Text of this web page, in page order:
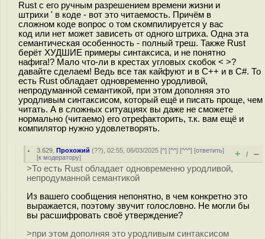
Rust с его ручным разрешением времени жизни и
штрихи ' в коде - вот это читаемость. Причём в
сложном коде вопрос о том скомпилируется у вас
код или нет может зависеть от одного штриха. Одна эта
семантическая особенность - полный треш. Также Rust
берёт ХУДШИЕ примеры синтаксиса, и не понятно
нафига!? Мало что-ли в крестах угловых скобок < >?
давайте сделаем! Ведь все так кайфуют и в C++ и в C#. То
есть Rust обладает одновременно уродливой,
непродуманной семантикой, при этом дополняя это
уродливым синтаксисом, который ещё и писать проще, чем
читать. А в сложных ситуациях вы даже не сможете
нормально (читаемо) его отрефакторить, т.к. вам ещё и
компилятор нужно удовлетворять.
3.629 ,Прохожий (??), 02:55, 06/03/2025 [^] [^^] [^^^] [ответить]
[к модератору] + / –
>То есть Rust обладает одновременно уродливой,
непродуманной семантикой
Из вашего сообщения непонятно, в чем конкретно это
выражается, поэтому звучит голословно. Не могли бы
вы расшифровать своё утверждение?
>при этом дополняя это уродливым синтаксисом